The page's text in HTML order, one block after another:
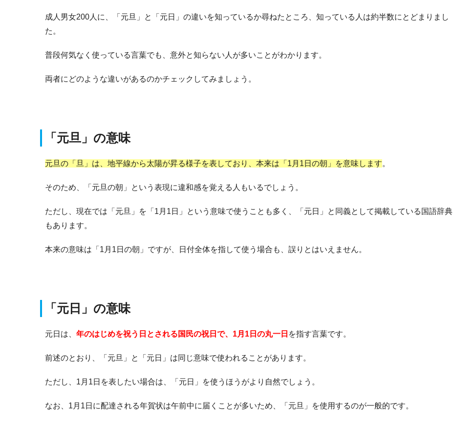
成人男女200人に、「元旦」と「元日」の違いを知っているか尋ねたところ、知っている人は約半数にとどまりまし
た。
普段何気なく使っている言葉でも、意外と知らない人が多いことがわかります。
両者にどのような違いがあるのかチェックしてみましょう。
「元旦」の意味
元旦の「旦」は、地平線から太陽が昇る様子を表しており、本来は「1月1日の朝」を意味します。
そのため、「元旦の朝」という表現に違和感を覚える人もいるでしょう。
ただし、現在では「元旦」を「1月1日」という意味で使うことも多く、「元日」と同義として掲載している国語辞典
もあります。
本来の意味は「1月1日の朝」ですが、日付全体を指して使う場合も、誤りとはいえません。
「元日」の意味
元日は、 年のはじめを祝う日とされる国民の祝日で、1月1日の丸一日 を指す言葉です。
前述のとおり、「元旦」と「元日」は同じ意味で使われることがあります。
ただし、1月1日を表したい場合は、「元日」を使うほうがより自然でしょう。
なお、1月1日に配達される年賀状は午前中に届くことが多いため、「元旦」を使用するのが一般的です。